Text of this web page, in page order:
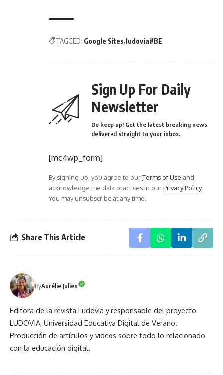
TAGGED: Google Sites ludovia#BE
Sign Up For Daily
Newsletter
Be keep up! Get the latest breaking news
delivered straight to your inbox.
[mc4wp_form]
By signing up, you agree to ourTerms of Use and
acknowledge the data practices in ourPrivacy Policy.
You may unsubscribe at any time.
Share This Article
ByAurélie Julien
Editora de la revista Ludovia y responsable del proyecto
LUDOVIA, Universidad Educativa Digital de Verano.
Producción de artículos y videos sobre todo lo relacionado
con la educación digital.